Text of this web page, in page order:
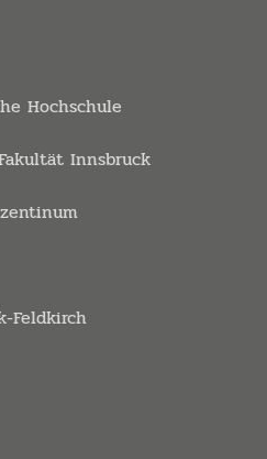
Hochschule
Innsbruck
Feldkirch